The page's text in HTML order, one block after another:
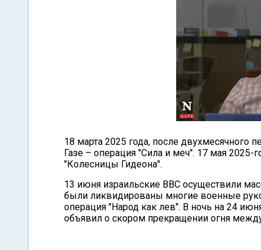
18 марта 2025 года, после
Газе – операция "Сила и меч". 17 мая
"Колесницы Гидеона".
13 июня израильские ВВС осуществили
были ликвидированы многие военные
операция "Народ как лев". В ночь на 24
объявил о скором прекращении огня